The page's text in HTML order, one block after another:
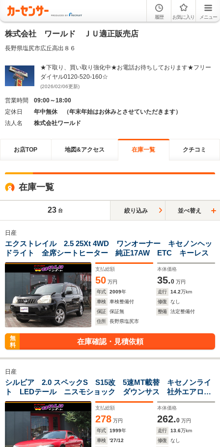
履歴 お気に入り メニュー
株式会社 ワールド ＪＵ適正販売店
長野県塩尻市広丘高出８６
★下取り、買い取り強化中★お電話お待ちしております★フリー
ダイヤル0120-520-160☆
(2026/02/06更新)
営業時間
09:00～18:00
定休日
年中無休 （年末年始はお休みとさせていただきます）
法人名
株式会社ワールド
お店TOP 地図&アクセス 在庫一覧 クチコミ
在庫一覧
23 台 絞り込み 並べ替え
日産
エクストレイル 2.5 25Xt 4WD ワンオーナー キセノンヘッ
ドライト 全席シートヒーター 純正17AW ETC キーレス
支払総額
50 万円
本体価格
35.0 万円
年式
2009年 走行 14.2万km
車検
車検整備付 修復
なし
保証
保証無 整備
法定整備付
住所
長野県塩尻市
無
料
在庫確認・見積依頼
日産
シルビア 2.0 スペックS S15改 5速MT載替 キセノンライ
ト LEDテール ニスモショック ダウンサス 社外エアロ
18AW MOMOステアリング CDチューナー ETC
支払総額
278 万円
本体価格
262.0 万円
年式
1999年 走行 13.6万km
車検
'27/12 修復
なし